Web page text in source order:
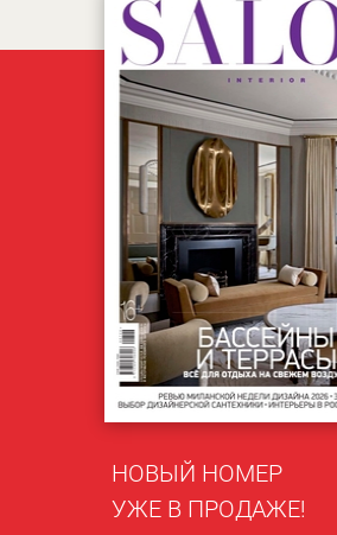
НОВЫЙ НОМЕР
УЖЕ В ПРОДАЖЕ!